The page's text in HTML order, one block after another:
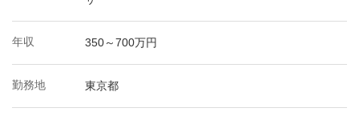
年収 350～700万円
勤務地 東京都